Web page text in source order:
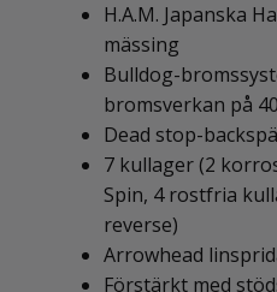
H.A.M. Japanska
mässing
Bulldog-
bromsverkan på
Dead stop-
7 kullager (2
Spin, 4 rostfria
reverse)
Arrowhead
Förstärkt med